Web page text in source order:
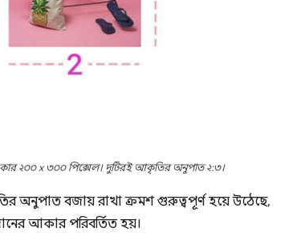
২০০ x ৩০০ পিক্সেল। দুটিরই আকৃতির অনুপাত ২:৩।
অনুপাত বজায় রাখা ক্রমশ গুরুত্বপূর্ণ হয়ে উঠেছে,
আকার পরিবর্তিত হয়।